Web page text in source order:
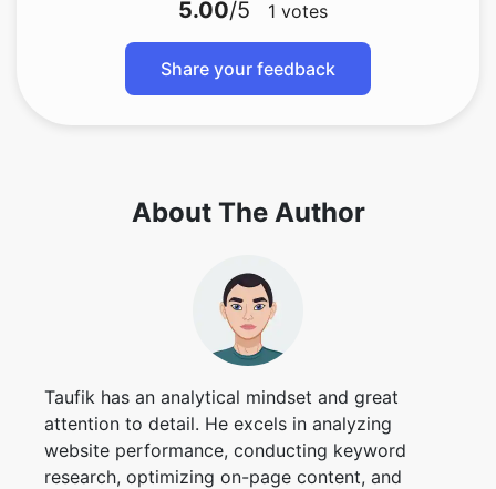
5.00/5 1 votes
Share your feedback
About The Author
Taufik has an analytical mindset and great
attention to detail. He excels in analyzing
website performance, conducting keyword
research, optimizing on-page content, and